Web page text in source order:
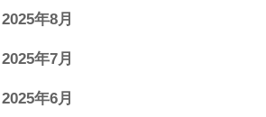
2025年8月
2025年7月
2025年6月